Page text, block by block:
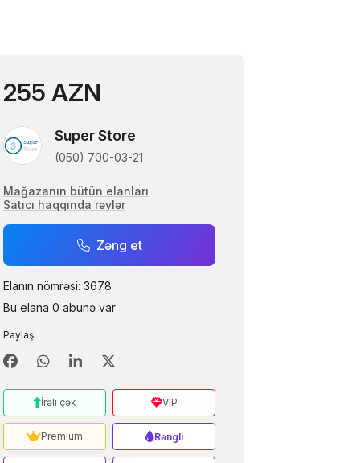
255 AZN
Super Store
(050) 700-03-21
Mağazanın bütün elanları
Satıcı haqqında rəylər
Zəng et
Elanın nömrəsi: 3678
Bu elana 0 abunə var
Paylaş:
İrəli çək VIP
Premium Rəngli